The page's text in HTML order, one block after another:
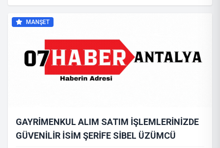
MANŞET
GAYRİMENKUL ALIM SATIM İŞLEMLERİNİZDE
GÜVENİLİR İSİM ŞERİFE SİBEL ÜZÜMCÜ